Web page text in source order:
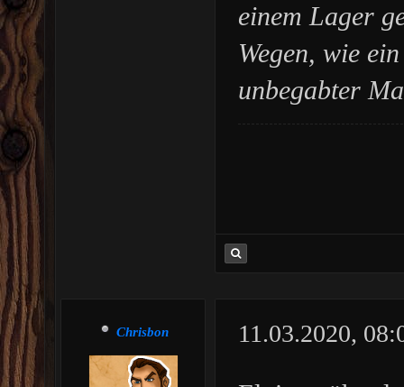
einem Lager
Wegen, wie
unbegabter
Chrisbon 11.03.2020,